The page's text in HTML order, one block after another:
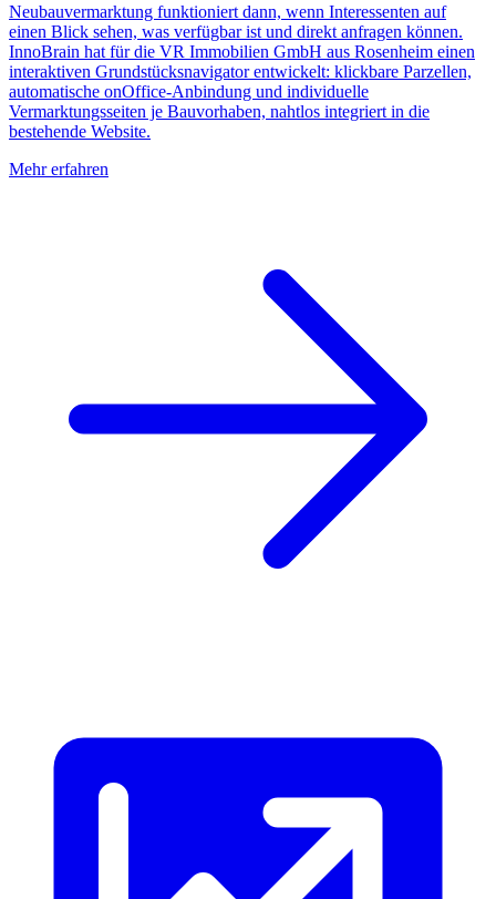
Neubauvermarktung funktioniert dann, wenn Interessenten auf
einen Blick sehen, was verfügbar ist und direkt anfragen können.
InnoBrain hat für die VR Immobilien GmbH aus Rosenheim einen
interaktiven Grundstücksnavigator entwickelt: klickbare Parzellen,
automatische onOffice-Anbindung und individuelle
Vermarktungsseiten je Bauvorhaben, nahtlos integriert in die
bestehende Website.
Mehr erfahren